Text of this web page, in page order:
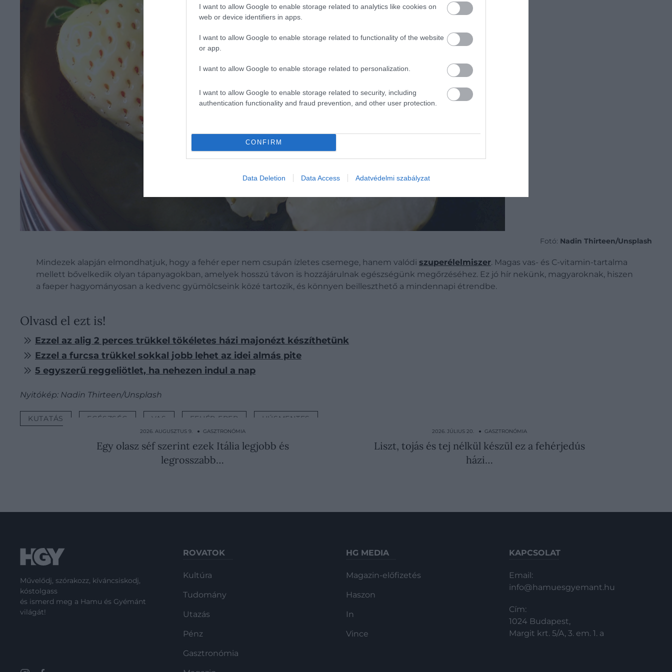
I want to allow Google to enable storage related to analytics like cookies on
web or device identifiers in apps.
I want to allow Google to enable storage related to functionality of the website
or app.
I want to allow Google to enable storage related to personalization.
I want to allow Google to enable storage related to security, including
authentication functionality and fraud prevention, and other user protection.
CONFIRM
Data Deletion Data Access Adatvédelmi szabályzat
Fotó: Nadin Thirteen/Unsplash
Mindezek alapján elmondhatjuk, hogy a fehér eper nem csupán ízletes csemege, hanem valódi szuperélelmiszer. Magas vas- és C-vitamin-tartalma
mellett bővelkedik olyan tápanyagokban, amelyek hosszú távon is hozzájárulnak egészségünk megőrzéséhez. Ez jó hír nekünk, magyaroknak, hiszen
a faeper hagyományosan a kedvenc gyümölcseink közé tartozik, és könnyen beilleszthető a mindennapi étrendbe.
Olvasd el ezt is!
Ezzel az alig 2 perces trükkel tökéletes házi majonézt készíthetünk
Ezzel a furcsa trükkel sokkal jobb lehet az idei almás pite
5 egyszerű reggeliötlet, ha nehezen indul a nap
Nyitókép: Nadin Thirteen/Unsplash
KUTATÁS EGÉSZSÉG VAS FEHÉR EPER HÚSMENTES
2026. AUGUSZTUS 9. ● GASZTRONÓMIA
Egy olasz séf szerint ezek Itália legjobb és
legrosszabb…
2026. JÚLIUS 20. ● GASZTRONÓMIA
Liszt, tojás és tej nélkül készül ez a fehérjedús
házi…
Művelődj, szórakozz, kíváncsiskodj,
kóstolgass
és ismerd meg a Hamu és Gyémánt
világát!
ROVATOK
Kultúra
Tudomány
Utazás
Pénz
Gasztronómia
HG MEDIA
Magazin-előfizetés
Haszon
In
Vince
KAPCSOLAT
Email:
info@hamuesgyemant.hu
Cím:
1024 Budapest,
Margit krt. 5/A, 3. em. 1. a